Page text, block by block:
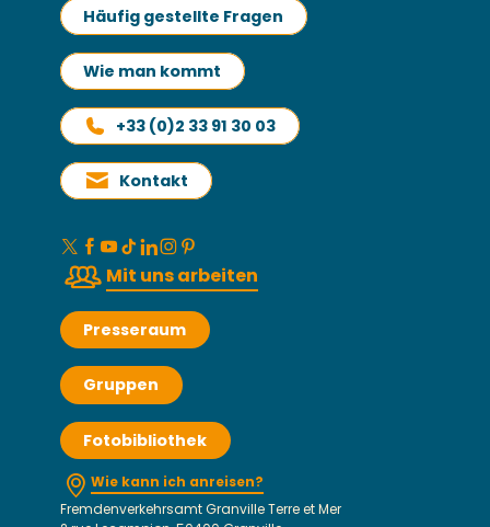
Häufig gestellte Fragen
Wie man kommt
+33 (0)2 33 91 30 03
Kontakt
Mit uns arbeiten
Presseraum
Gruppen
Fotobibliothek
Wie kann ich anreisen?
Fremdenverkehrsamt Granville Terre et Mer